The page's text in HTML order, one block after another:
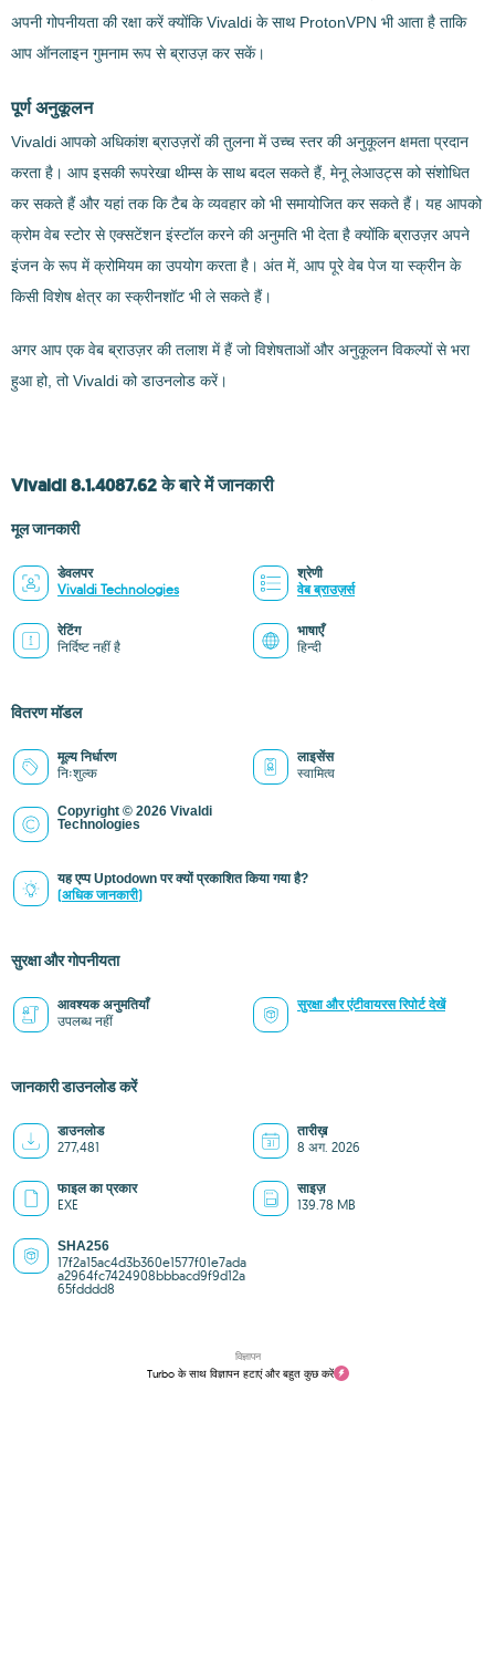
अपनी गोपनीयता की रक्षा करें क्योंकि Vivaldi के साथ ProtonVPN भी आता है ताकि
आप ऑनलाइन गुमनाम रूप से ब्राउज़ कर सकें।
पूर्ण अनुकूलन
Vivaldi आपको अधिकांश ब्राउज़रों की तुलना में उच्च स्तर की अनुकूलन क्षमता प्रदान
करता है। आप इसकी रूपरेखा थीम्स के साथ बदल सकते हैं, मेनू लेआउट्स को संशोधित
कर सकते हैं और यहां तक कि टैब के व्यवहार को भी समायोजित कर सकते हैं। यह आपको
क्रोम वेब स्टोर से एक्सटेंशन इंस्टॉल करने की अनुमति भी देता है क्योंकि ब्राउज़र अपने
इंजन के रूप में क्रोमियम का उपयोग करता है। अंत में, आप पूरे वेब पेज या स्क्रीन के
किसी विशेष क्षेत्र का स्क्रीनशॉट भी ले सकते हैं।
अगर आप एक वेब ब्राउज़र की तलाश में हैं जो विशेषताओं और अनुकूलन विकल्पों से भरा
हुआ हो, तो Vivaldi को डाउनलोड करें।
Vivaldi 8.1.4087.62 के बारे में जानकारी
मूल जानकारी
डेवलपर
Vivaldi Technologies
श्रेणी
वेब ब्राउज़र्स
रेटिंग
निर्दिष्ट नहीं है
भाषाएँ
हिन्दी
वितरण मॉडल
मूल्य निर्धारण
निःशुल्क
लाइसेंस
स्वामित्व
Copyright © 2026 Vivaldi
Technologies
यह एप्प Uptodown पर क्यों प्रकाशित किया गया है?
(अधिक जानकारी)
सुरक्षा और गोपनीयता
आवश्यक अनुमतियाँ
उपलब्ध नहीं
सुरक्षा और एंटीवायरस रिपोर्ट देखें
जानकारी डाउनलोड करें
डाउनलोड
277,481
तारीख़
8 अग. 2026
फाइल का प्रकार
EXE
साइज़
139.78 MB
SHA256
17f2a15ac4d3b360e1577f01e7ada
a2964fc7424908bbbacd9f9d12a
65fdddd8
विज्ञापन
Turbo के साथ विज्ञापन हटाएं और बहुत कुछ करें